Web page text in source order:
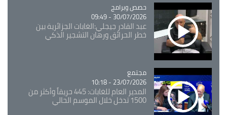
Catégorie
حصص وبرامج
30/07/2026 - 09:49
عبد القادر جيجلي:الغابات الجزائرية بين
خطر الحرائق ورهان التشجير الذكي
Catégorie
مجتمع
23/07/2026 - 10:18
المدير العام للغابات: 445 حريقاً وأكثر من
1500 تدخل خلال الموسم الحالي